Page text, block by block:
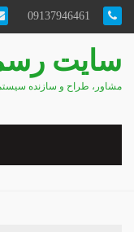
سایت
مشاور، طراح و سازنده